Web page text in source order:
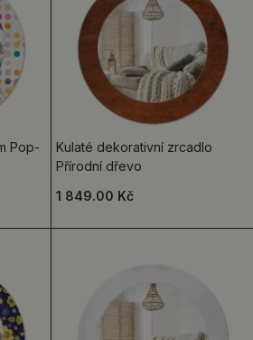
Pop-
Kulaté dekorativní zrcadlo
Přírodní dřevo
1 849.00 Kč